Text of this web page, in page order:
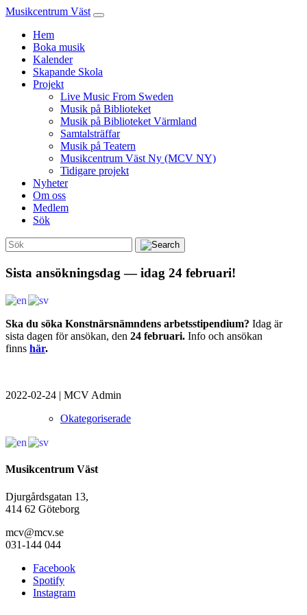
Musikcentrum Väst
Hem
Boka musik
Kalender
Skapande Skola
Projekt
Live Music From Sweden
Musik på Biblioteket
Musik på Biblioteket Värmland
Samtalsträffar
Musik på Teatern
Musikcentrum Väst Ny (MCV NY)
Tidigare projekt
Nyheter
Om oss
Medlem
Sök
Sista ansökningsdag — idag 24 februari!
Ska du söka Konstnärsnämndens arbetsstipendium? Idag är
sista dagen för ansökan, den 24 februari. Info och ansökan
finns här.
2022-02-24 | MCV Admin
Okategoriserade
Musikcentrum Väst
Djurgårdsgatan 13,
414 62 Göteborg
mcv@mcv.se
031-144 044
Facebook
Spotify
Instagram